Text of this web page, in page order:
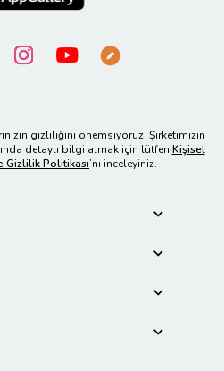
gizliliğini önemsiyoruz. Şirketimizin
detaylı bilgi almak için lütfen Kişisel
Gizlilik Politikası’nı inceleyiniz.